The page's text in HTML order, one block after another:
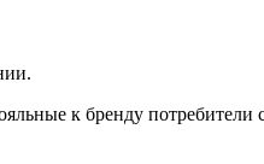
к бренду потребители